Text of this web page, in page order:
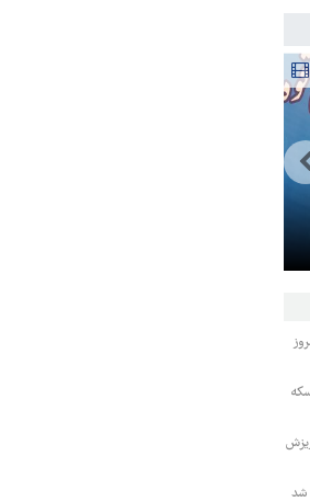
۱۸ عیار امروز
سکه
چهارشنبه ۱۴ مرداد ۱۴۰۵/ ریزش
شد